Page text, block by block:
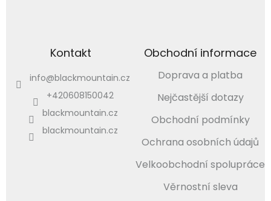
Kontakt
info@blackmountain.cz
+420608150042
blackmountain.cz
blackmountain.cz
Obchodní informace
Doprava a platba
Nejčastější dotazy
Obchodní podmínky
Ochrana osobních údajů
Velkoobchodní spolupráce
Věrnostní sleva